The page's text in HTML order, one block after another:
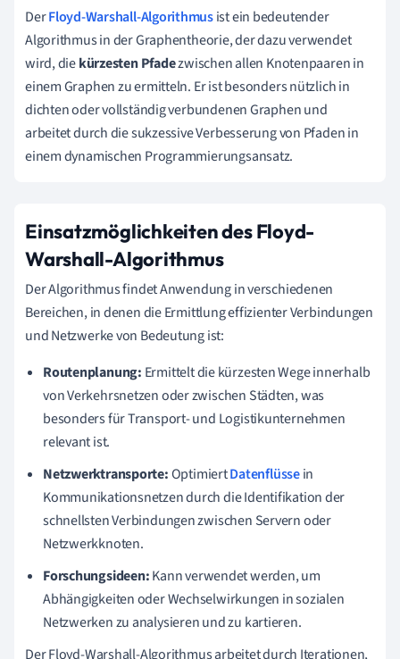
DerFloyd-Warshall-Algorithmusist ein bedeutender
Algorithmus in der Graphentheorie, der dazu verwendet
wird, diekürzesten Pfadezwischen allen Knotenpaaren in
einem Graphen zu ermitteln. Er ist besonders nützlich in
dichten oder vollständig verbundenen Graphen und
arbeitet durch die sukzessive Verbesserung von Pfaden in
einem dynamischen Programmierungsansatz.
Einsatzmöglichkeiten des Floyd-
Warshall-Algorithmus
Der Algorithmus findet Anwendung in verschiedenen
Bereichen, in denen die Ermittlung effizienter Verbindungen
und Netzwerke von Bedeutung ist:
Routenplanung: Ermittelt die kürzesten Wege innerhalb
von Verkehrsnetzen oder zwischen Städten, was
besonders für Transport- und Logistikunternehmen
relevant ist.
Netzwerktransporte:OptimiertDatenflüssein
Kommunikationsnetzen durch die Identifikation der
schnellsten Verbindungen zwischen Servern oder
Netzwerkknoten.
Forschungsideen:Kann verwendet werden, um
Abhängigkeiten oder Wechselwirkungen in sozialen
Netzwerken zu analysieren und zu kartieren.
Der Floyd-Warshall-Algorithmus arbeitet durch Iterationen,